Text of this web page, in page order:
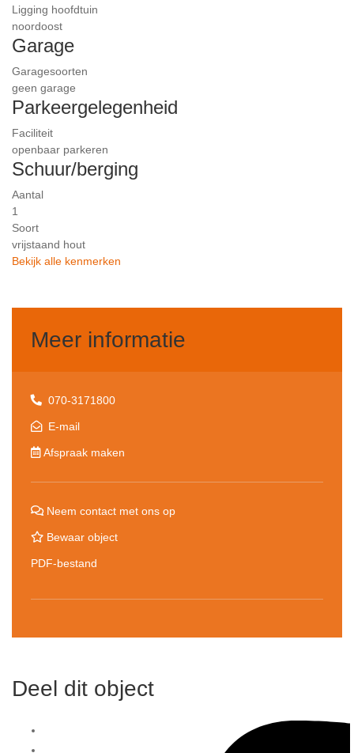
Ligging hoofdtuin
noordoost
Garage
Garagesoorten
geen garage
Parkeergelegenheid
Faciliteit
openbaar parkeren
Schuur/berging
Aantal
1
Soort
vrijstaand hout
Bekijk alle kenmerken
Meer informatie
070-3171800
E-mail
Afspraak maken
Neem contact met ons op
Bewaar object
PDF-bestand
Deel dit object